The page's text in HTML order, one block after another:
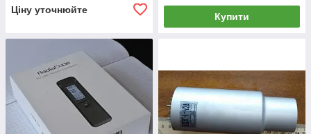
Ціну уточнюйте
Купити